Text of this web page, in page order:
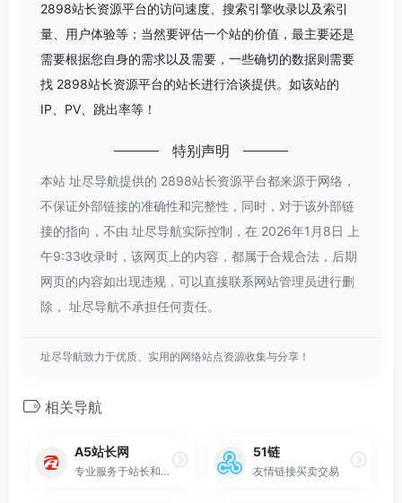
2898站长资源平台的访问速度、搜索引擎收录以及索引
量、用户体验等；当然要评估一个站的价值，最主要还是
需要根据您自身的需求以及需要，一些确切的数据则需要
找 2898站长资源平台的站长进行洽谈提供。如该站的
IP、PV、跳出率等！
特别声明
本站 址尽导航提供的 2898站长资源平台都来源于网络，
不保证外部链接的准确性和完整性，同时，对于该外部链
接的指向，不由 址尽导航实际控制，在 2026年1月8日 上
午9:33收录时，该网页上的内容，都属于合规合法，后期
网页的内容如出现违规，可以直接联系网站管理员进行删
除， 址尽导航不承担任何责任。
址尽导航致力于优质、实用的网络站点资源收集与分享！
相关导航
A5站长网
专业服务于站长和网站的信息平台
51链
友情链接买卖交易